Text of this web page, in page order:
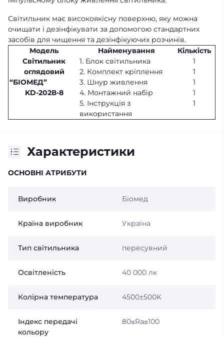
Світильник має високоякісну поверхню, яку можна
очищати і дезінфікувати за допомогою стандартних
засобів для чищення та дезінфікуючих розчинів.
Модель
Найменування
Кількість
Світильник
оглядовий
“БІОМЕД”
KD-202В-8
1. Блок світильника
1
2. Комплект кріплення
1
3. Шнур живлення
1
4. Монтажний набір
1
5. Інструкція з
використання
1
Характеристики
ОСНОВНІ АТРИБУТИ
Виробник Біомед
Країна виробник Україна
Тип світильника пересувний
Освітленість 40 000 лк
Колірна температура 4500±500K
Індекс передачі
кольору
80≤Ra≤100